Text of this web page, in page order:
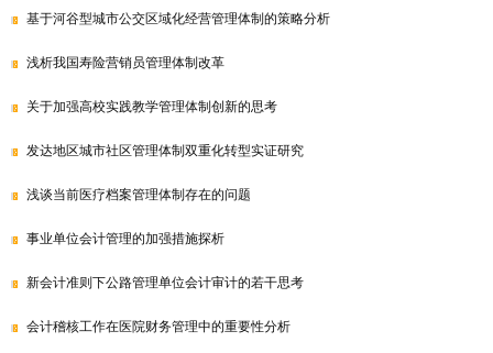
基于河谷型城市公交区域化经营管理体制的策略分析
浅析我国寿险营销员管理体制改革
关于加强高校实践教学管理体制创新的思考
发达地区城市社区管理体制双重化转型实证研究
浅谈当前医疗档案管理体制存在的问题
事业单位会计管理的加强措施探析
新会计准则下公路管理单位会计审计的若干思考
会计稽核工作在医院财务管理中的重要性分析